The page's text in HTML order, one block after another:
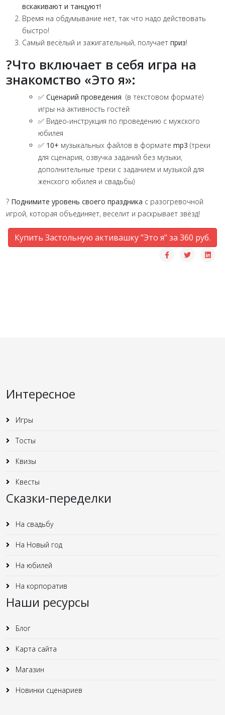
вскакивают и танцуют!
Время на обдумывание нет, так что надо действовать
быстро!
Самый весёлый и зажигательный, получает приз!
?Что включает в себя игра на
знакомство «Это я»:
✅ Сценарий проведения (в текстовом формате)
игры на активность гостей
✅ Видео-инструкция по проведению с мужского
юбилея
✅ 10+ музыкальных файлов в формате mp3 (треки
для сценария, озвучка заданий без музыки,
дополнительные треки с заданием и музыкой для
женского юбилея и свадьбы)
? Поднимите уровень своего праздника с разогревочной
игрой, которая объединяет, веселит и раскрывает звёзд!
Купить Застольную активашку "Это я" за 360 руб.
Интересное
Игры
Тосты
Квизы
Квесты
Сказки-переделки
На свадьбу
На Новый год
На юбилей
На корпоратив
Наши ресурсы
Блог
Карта сайта
Магазин
Новинки сценариев